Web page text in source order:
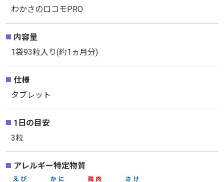
わかさのロコモPRO
内容量
1袋93粒入り(約1ヵ月分)
仕様
タブレット
1日の目安
3粒
アレルギー特定物質